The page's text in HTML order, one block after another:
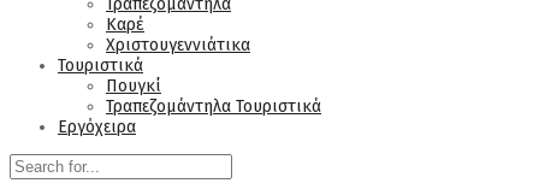
Τραπεζομάντηλα
Καρέ
Χριστουγεννιάτικα
Τουριστικά
Πουγκί
Τραπεζομάντηλα Τουριστικά
Εργόχειρα